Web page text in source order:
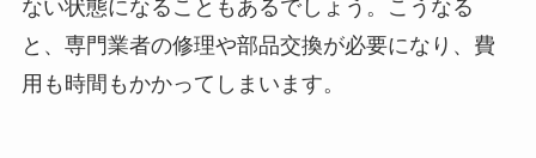
ない状態になることもあるでしょう。こうなる
と、専門業者の修理や部品交換が必要になり、費
用も時間もかかってしまいます。